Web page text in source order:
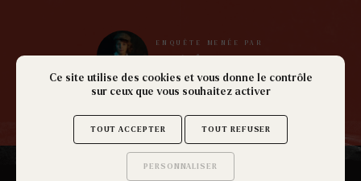
ENQUÊTE MENÉE PAR
Ce site utilise des cookies et vous donne le contrôle
sur ceux que vous souhaitez activer
TOUT ACCEPTER TOUT REFUSER
PERSONNALISER